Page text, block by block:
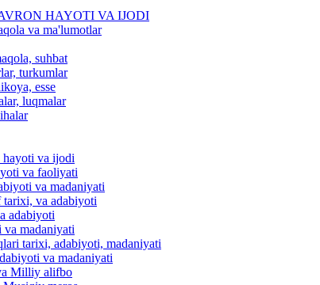
HAYOTI VA IJODI
va ma'lumotlar
suhbat
turkumlar
esse
luqmalar
va ijodi
va faoliyati
va madaniyati
tarixi, va adabiyoti
adabiyoti
va madaniyati
tarixi, adabiyoti, madaniyati
va madaniyati
Milliy alifbo